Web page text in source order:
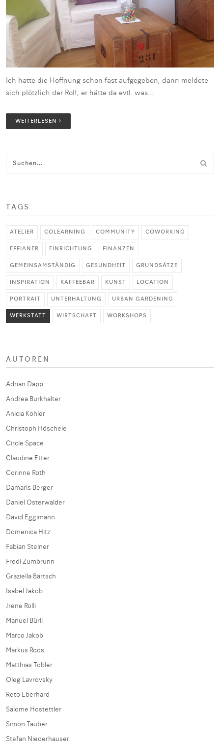
Ich hatte die Hoffnung schon fast aufgegeben, dann meldete
sich plötzlich der Rolf, er hätte da evtl. was...
WEITERLESEN
TAGS
ATELIER COLEARNING COMMUNITY COWORKING
EFFIANER EINRICHTUNG FINANZEN
GEMEINSAMSTÄNDIG GESUNDHEIT GRUNDSÄTZE
INSPIRATION KAFFEEBAR KUNST LOCATION
PORTRAIT UNTERHALTUNG URBAN GARDENING
WERKSTATT WIRTSCHAFT WORKSHOPS
AUTOREN
Adrian Däpp
Andrea Burkhalter
Anicia Kohler
Christoph Höschele
Circle Space
Claudine Etter
Corinne Roth
Damaris Berger
Daniel Osterwalder
David Eggimann
Domenica Hitz
Fabian Steiner
Fredi Zumbrunn
Graziella Bärtsch
Isabel Jakob
Jrene Rolli
Manuel Bürli
Marco Jakob
Markus Roos
Matthias Tobler
Oleg Lavrovsky
Reto Eberhard
Salome Hostettler
Simon Tauber
Stefan Niederhauser